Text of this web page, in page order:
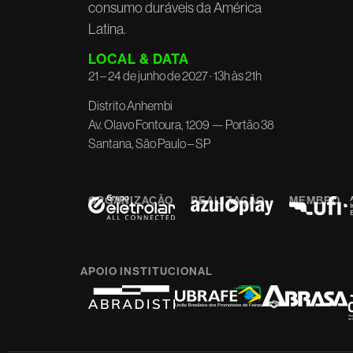
consumo duráveis da América
Latina.
LOCAL & DATA
21 – 24 de junho de 2027 · 13h às 21h
Distrito Anhembi
Av. Olavo Fontoura, 1209 — Portão 38
Santana, São Paulo – SP
ORGANIZAÇÃO REALIZAÇÃO MEMBRO
APOIO INSTITUCIONAL